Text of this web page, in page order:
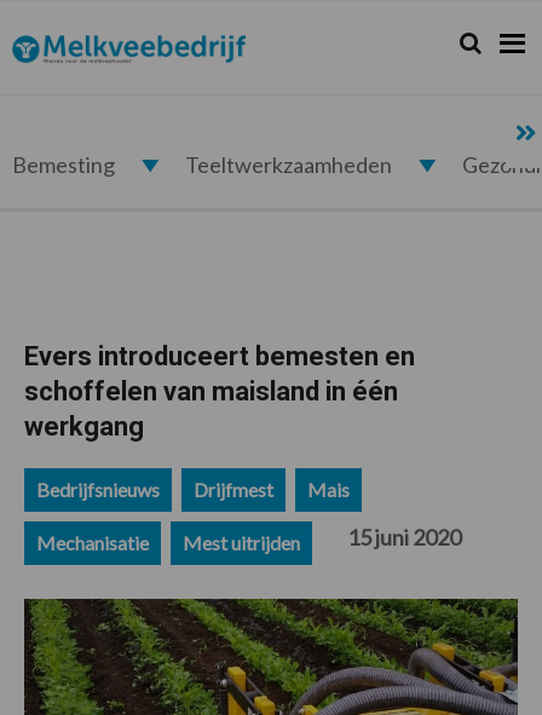
de
hoofdnavigatie
de
hoofd
de
eerste
de
voettekst
Melkveebedrijf.nl Zoeken...
Zoek
Bemesting Teeltwerkzaamheden
Evers introduceert bemesten en
schoffelen van maisland in één
werkgang
Bedrijfsnieuws Drijfmest Mais
Mechanisatie Mest uitrijden 15 juni 2020